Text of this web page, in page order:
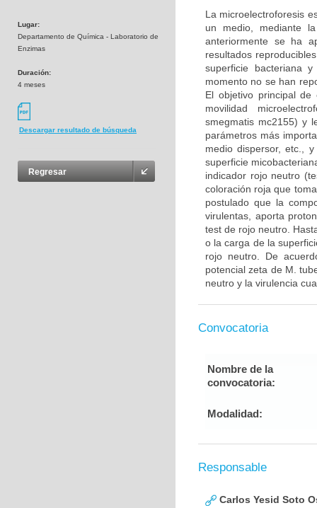
Lugar:
Departamento de Química - Laboratorio de
Enzimas
Duración:
4 meses
Descargar resultado de búsqueda
Regresar
La microelectroforesis
un medio, mediante
anteriormente se ha
resultados
superficie bacteriana
momento no se han
El objetivo principal
movilidad
smegmatis mc2155) y
parámetros más
medio dispersor, etc.,
superficie
indicador rojo neutro
coloración roja que
postulado que la
virulentas, aporta
test de rojo neutro.
o la carga de la
rojo neutro. De
potencial zeta de M.
neutro y la virulencia
Convocatoria
Nombre de la
convocatoria:
Modalidad:
Responsable
Carlos Yesid Soto